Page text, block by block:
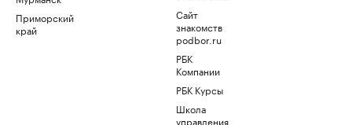
Приморский
край
Сайт
знакомств
podbor.ru
РБК
Компании
РБК Курсы
Школа
управления